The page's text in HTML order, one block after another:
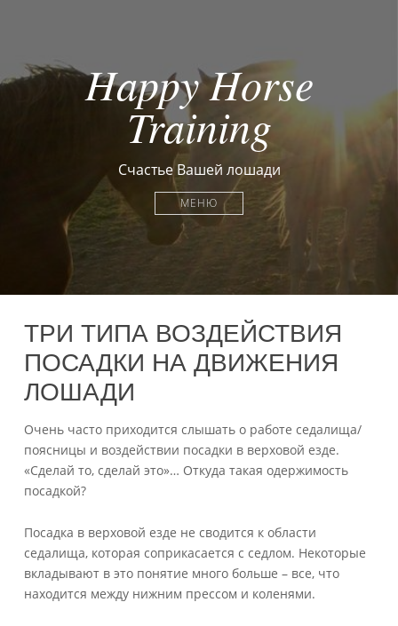
Happy Horse
Training
Счастье Вашей лошади
МЕНЮ
ТРИ ТИПА ВОЗДЕЙСТВИЯ
ПОСАДКИ НА ДВИЖЕНИЯ
ЛОШАДИ
Очень часто приходится слышать о работе седалища/
поясницы и воздействии посадки в верховой езде.
«Сделай то, сделай это»… Откуда такая одержимость
посадкой?
Посадка в верховой езде не сводится к области
седалища, которая соприкасается с седлом. Некоторые
вкладывают в это понятие много больше – все, что
находится между нижним прессом и коленями.